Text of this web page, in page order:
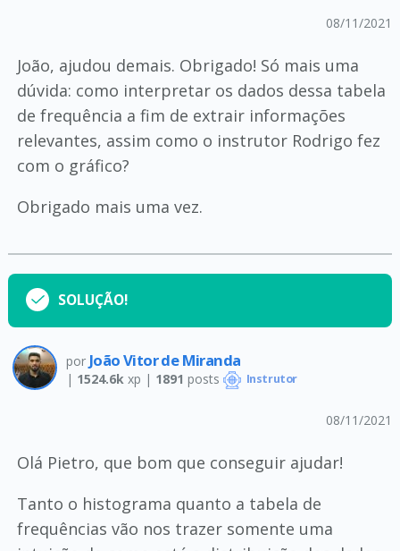
08/11/2021
João, ajudou demais. Obrigado! Só mais uma
dúvida: como interpretar os dados dessa tabela
de frequência a fim de extrair informações
relevantes, assim como o instrutor Rodrigo fez
com o gráfico?
Obrigado mais uma vez.
SOLUÇÃO!
por João Vitor de Miranda
| 1524.6k xp | 1891 posts Instrutor
08/11/2021
Olá Pietro, que bom que conseguir ajudar!
Tanto o histograma quanto a tabela de
frequências vão nos trazer somente uma